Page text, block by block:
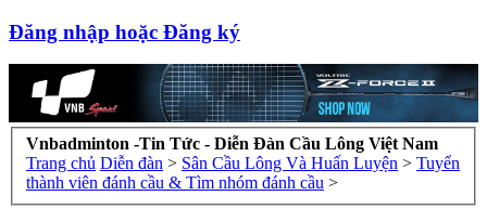
Đăng nhập hoặc Đăng ký
Vnbadminton -Tin Tức - Diễn Đàn Cầu Lông Việt Nam
Trang chủ Diễn đàn > Sân Cầu Lông Và Huấn Luyện > Tuyển
thành viên đánh cầu & Tìm nhóm đánh cầu >